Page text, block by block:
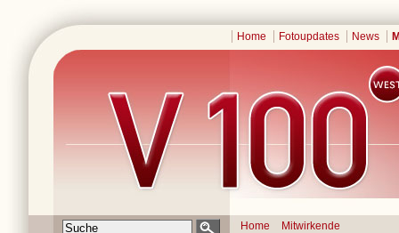
Home Fotoupdates News
Home Mitwirkende